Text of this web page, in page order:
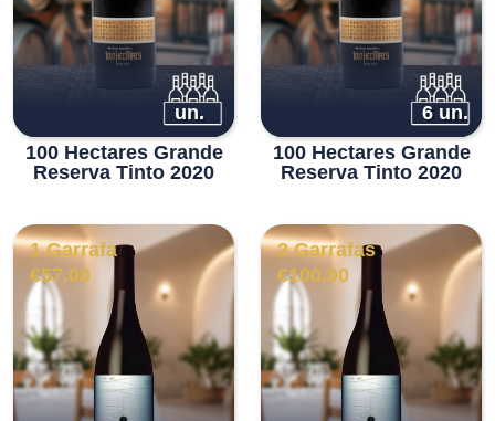
un.
100 Hectares Grande
Reserva Tinto 2020
6 un.
100 Hectares Grande
Reserva Tinto 2020
1 Garrafa
€57.00
2 Garrafas
€100.00